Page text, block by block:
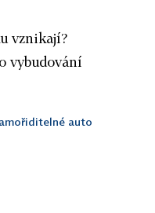
vznikají?
vybudování
auto